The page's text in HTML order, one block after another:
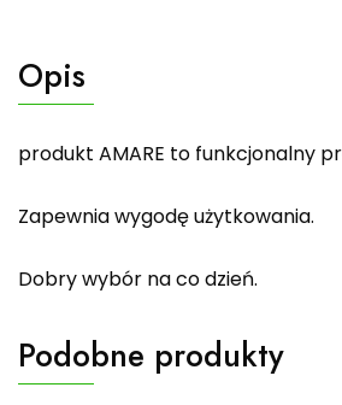
Opis
produkt AMARE to funkcjonalny
Zapewnia wygodę użytkowania.
Dobry wybór na co dzień.
Podobne produkty